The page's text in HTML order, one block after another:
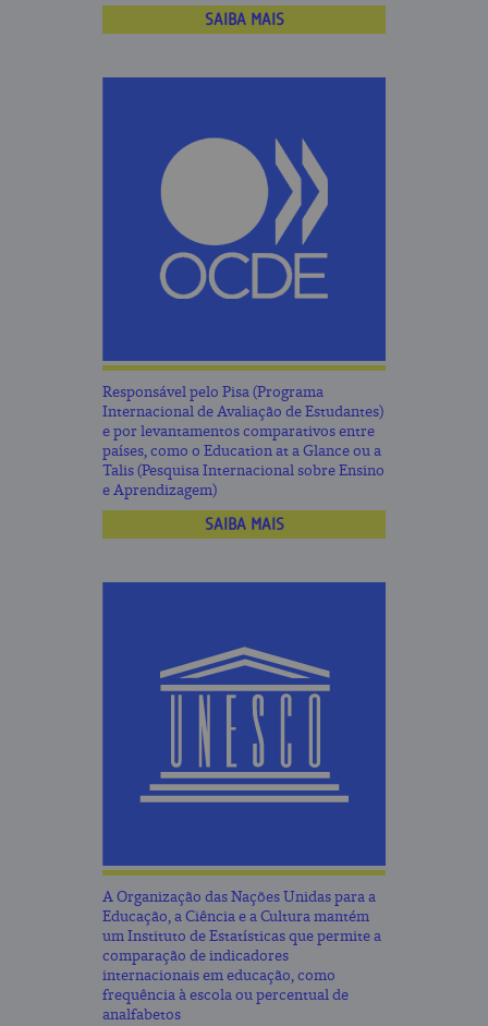
SAIBA MAIS
Responsável pelo Pisa (Programa
Internacional de Avaliação de Estudantes)
e por levantamentos comparativos entre
países, como o Education at a Glance ou a
Talis (Pesquisa Internacional sobre Ensino
e Aprendizagem)
SAIBA MAIS
A Organização das Nações Unidas para a
Educação, a Ciência e a Cultura mantém
um Instituto de Estatísticas que permite a
comparação de indicadores
internacionais em educação, como
frequência à escola ou percentual de
analfabetos